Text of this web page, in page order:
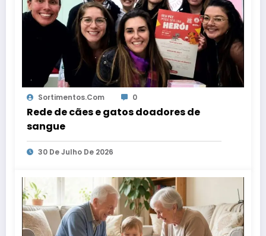
Sortimentos.com 0
Rede de cães e gatos doadores de
sangue
30 De Julho De 2026